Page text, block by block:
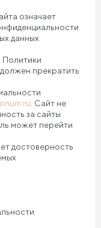
означает
данных
Политики
прекратить
. Сайт не
за сайты
может перейти
достоверность